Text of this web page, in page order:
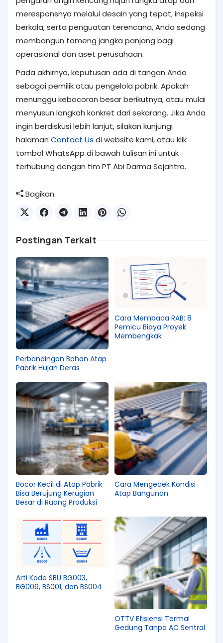
meresponsnya melalui desain yang tepat, inspeksi
berkala, serta penguatan terencana, Anda sedang
membangun tameng jangka panjang bagi
operasional dan aset perusahaan.
Pada akhirnya, keputusan ada di tangan Anda
sebagai pemilik atau pengelola pabrik. Apakah
menunggu kebocoran besar berikutnya, atau mulai
menyusun langkah konkret dari sekarang. Jika Anda
ingin berdiskusi lebih lanjut, silakan kunjungi
halaman Contact Us di website kami, atau klik
tombol WhatsApp di bawah tulisan ini untuk
terhubung dengan tim PT Abi Darma Sejahtra.
Bagikan:
Postingan Terkait
Perbandingan Bahan Atap
Pabrik Hujan Deras
Cara Membaca RAB: 8
Pemicu Biaya Proyek
Membengkak
Bocor Kecil di Atap Pabrik
Bisa Berujung Kerugian
Besar di Ruang Produksi
Cara Mengecek Kondisi
Atap Bangunan
Arti Kode SBU BG003,
BG009, BS001, dan BS004
OTTV Efisiensi Termal
Gedung Tanpa AC Sentral